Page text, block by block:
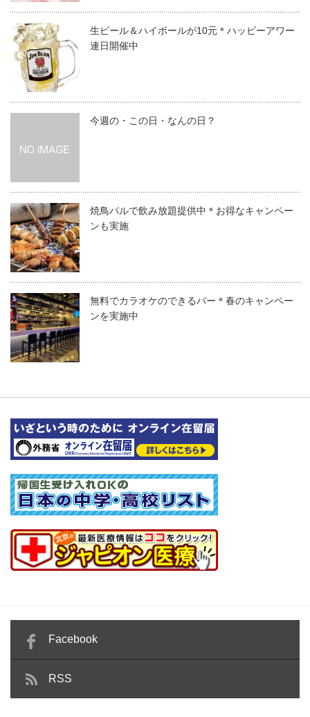
生ビール＆ハイボールが10元＊ハッピーアワー
連日開催中
今週の・この日・なんの日？
焼鳥バルで飲み放題提供中＊お得なキャンペー
ンも実施
無料でカラオケのできるバー＊春のキャンペー
ンを実施中
Facebook
RSS